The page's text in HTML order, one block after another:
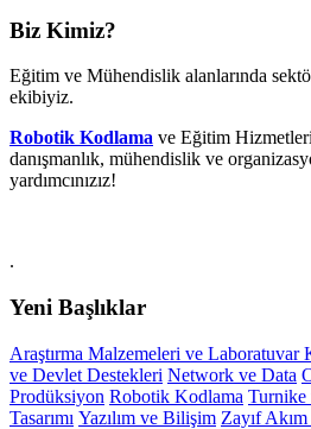
Biz Kimiz?
Eğitim ve Mühendislik alanlarında
ekibiyiz.
Robotik Kodlama ve Eğitim
danışmanlık, mühendislik ve
yardımcınızız!
.
Yeni Başlıklar
Araştırma Malzemeleri ve Laboratuvar
ve Devlet Destekleri Network ve Data
Prodüksiyon Robotik Kodlama Turnike
Tasarımı Yazılım ve Bilişim Zayıf